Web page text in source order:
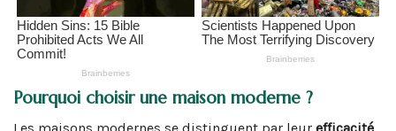
Pourquoi choisir une maison moderne ?